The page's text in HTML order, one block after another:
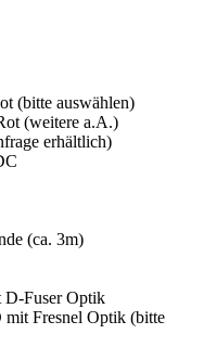
(bitte auswählen)
(weitere a.A.)
erhältlich)
(ca. 3m)
Fuser Optik
Fresnel Optik (bitte